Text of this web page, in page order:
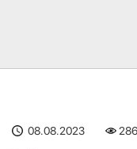
08.08.2023 286